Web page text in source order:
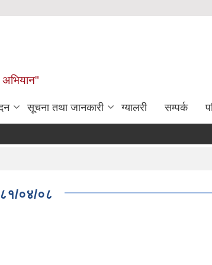
अभियान"
सूचना तथा जानकारी ग्यालरी सम्पर्क
०४/०८